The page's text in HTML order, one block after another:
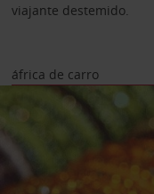
viajante destemido.
áfrica de carro